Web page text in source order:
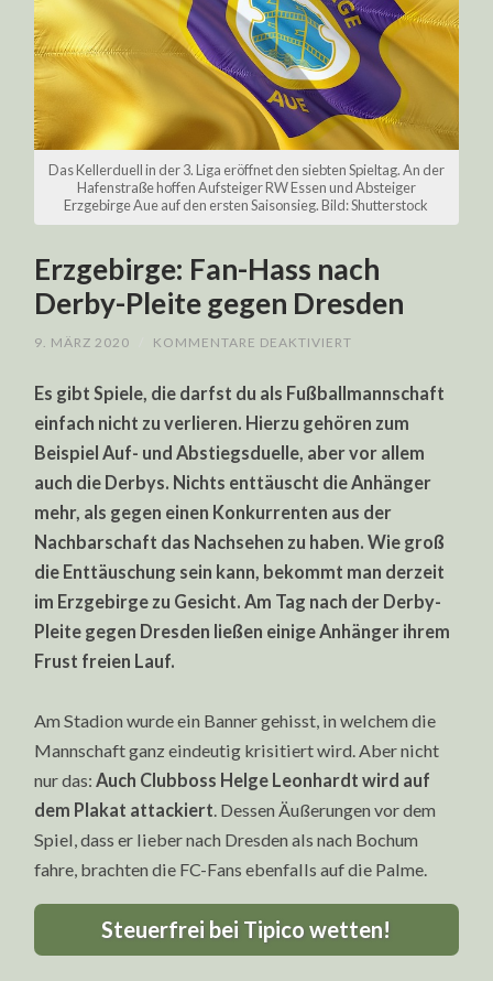
Das Kellerduell in der 3. Liga eröffnet den siebten Spieltag. An der
Hafenstraße hoffen Aufsteiger RW Essen und Absteiger
Erzgebirge Aue auf den ersten Saisonsieg. Bild: Shutterstock
Erzgebirge: Fan-Hass nach
Derby-Pleite gegen Dresden
9. MÄRZ 2020 KOMMENTARE DEAKTIVIERT
HASS
DERBY-
GEGEN
DRESDEN
Es gibt Spiele, die darfst du als Fußballmannschaft
einfach nicht zu verlieren. Hierzu gehören zum
Beispiel Auf- und Abstiegsduelle, aber vor allem
auch die Derbys. Nichts enttäuscht die Anhänger
mehr, als gegen einen Konkurrenten aus der
Nachbarschaft das Nachsehen zu haben. Wie groß
die Enttäuschung sein kann, bekommt man derzeit
im Erzgebirge zu Gesicht. Am Tag nach der Derby-
Pleite gegen Dresden ließen einige Anhänger ihrem
Frust freien Lauf.
Am Stadion wurde ein Banner gehisst, in welchem die
Mannschaft ganz eindeutig krisitiert wird. Aber nicht
nur das:Auch Clubboss Helge Leonhardt wird auf
dem Plakat attackiert. Dessen Äußerungen vor dem
Spiel, dass er lieber nach Dresden als nach Bochum
fahre, brachten die FC-Fans ebenfalls auf die Palme.
Steuerfrei bei Tipico wetten!